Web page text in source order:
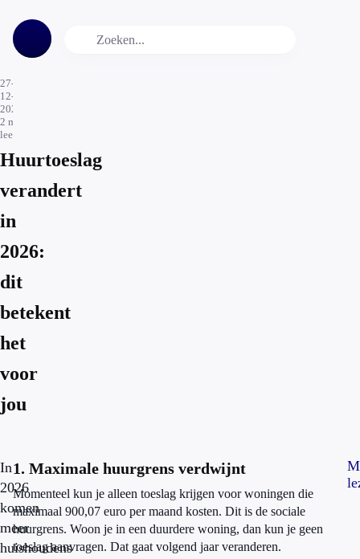
27-
12-
2025
2 min.
leestijd
Huurtoeslag
verandert
in
2026:
dit
betekent
het
voor
jou
In
2026
komen
meer
huishoudens
1. Maximale huurgrens verdwijnt
Momenteel kun je alleen toeslag krijgen voor woningen die
maximaal 900,07 euro per maand kosten. Dit is de sociale
huurgrens. Woon je in een duurdere woning, dan kun je geen
toeslag aanvragen. Dat gaat volgend jaar veranderen.